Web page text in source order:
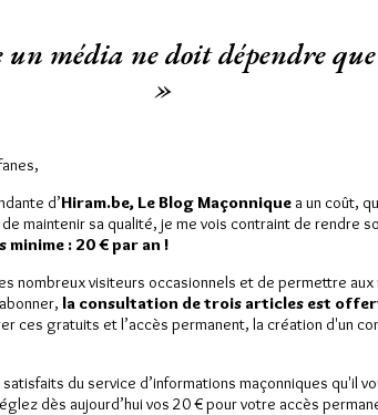
à ses adversaires
média ne doit dépendre que
»
d’Hiram.be, Le Blog Maçonnique a un coût,
maintenir sa qualité, je me vois contraint de rendre
minime : 20 € par an !
nombreux visiteurs occasionnels et de permettre
la consultation de trois articles est
ces gratuits et l’accès permanent, la création d'un
du service d’informations maçonniques qu'il
dès aujourd’hui vos 20 € pour votre accès